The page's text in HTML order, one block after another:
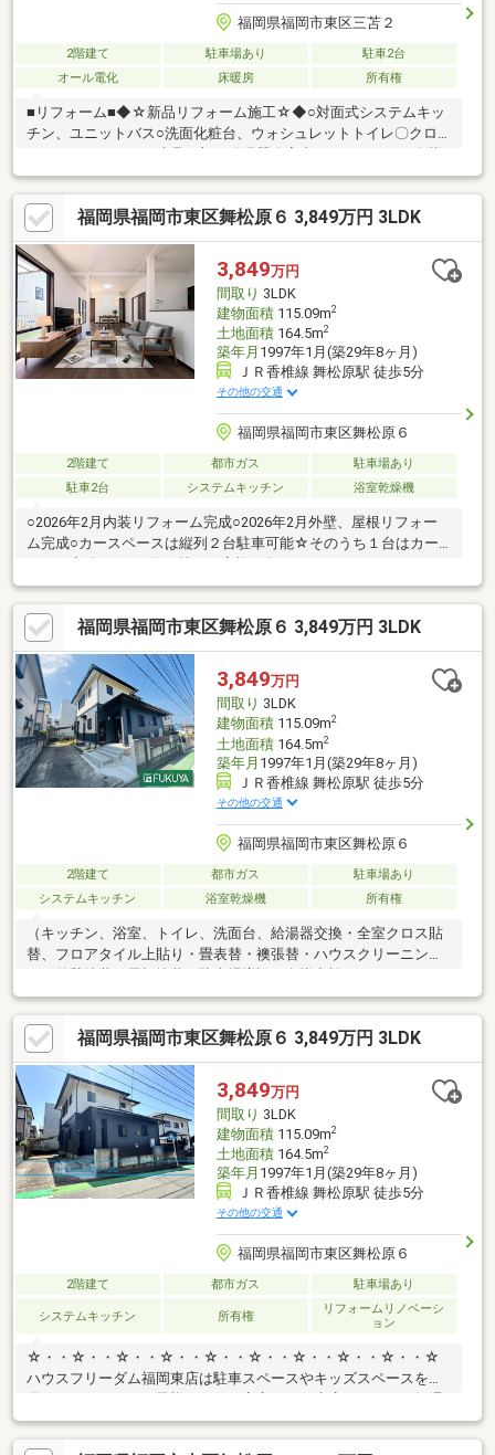
福岡県福岡市東区三苫２
2階建て 駐車場あり
駐車2台
オール電化
床暖房 所有権
■リフォーム■◆☆新品リフォーム施工☆◆○対面式システムキッ
チン、ユニットバス○洗面化粧台、ウォシュレットトイレ〇クロ
点検◆☆物件の特徴☆◆〇三苫小学校・和白中学校〇リフォーム
仕様〇駐車スペース２台〇浄水器・浴室乾燥機・照明付き〇食器
洗浄乾燥機付き〇住宅ローン控除適用可■ご見学は直接スタッフ
までどうぞ■※もりやま（０９０－７９２３－８５３２）
福岡県福岡市東区舞松原６ 3,849万円 3LDK
3,849万円
間取り 3LDK
建物面積115.09m2
土地面積164.5m2
築年月 1997年1月(築29年8ヶ月)
ＪＲ香椎線 舞松原駅 徒歩5分
その他の交通
福岡県福岡市東区舞松原６
2階建て 都市ガス
駐車場あり
駐車2台
システムキッチン 浴室乾燥機
○2026年2月内装リフォーム完成○2026年2月外壁、屋根リフォー
ム完成○カースペースは縦列２台駐車可能☆そのうち１台はカー
げる広さですね○全室６帖以上とゆとりのある間取りです○主寝室
には約３帖ほどのウォークインクローゼット付き！ご夫婦二人分
の収納にも便利です○JR香椎線「舞松原」駅までは徒歩５分の駅
チカ！交通の利便性良好です○小学校は徒歩５分と低学年のお子
様にも安心の通学距離です
福岡県福岡市東区舞松原６ 3,849万円 3LDK
3,849万円
間取り 3LDK
建物面積115.09m2
土地面積164.5m2
築年月 1997年1月(築29年8ヶ月)
ＪＲ香椎線 舞松原駅 徒歩5分
その他の交通
福岡県福岡市東区舞松原６
2階建て 都市ガス
駐車場あり
システムキッチン
浴室乾燥機 所有権
（キッチン、浴室、トイレ、洗面台、給湯器交換・全室クロス貼
替、フロアタイル上貼り・畳表替・襖張替・ハウスクリーニン
有 ・各居室に収納有・舞松原小学校まで約160ｍ・ＪＲ香椎線
「舞松原」駅徒歩５分
福岡県福岡市東区舞松原６ 3,849万円 3LDK
3,849万円
間取り 3LDK
建物面積115.09m2
土地面積164.5m2
築年月 1997年1月(築29年8ヶ月)
ＪＲ香椎線 舞松原駅 徒歩5分
その他の交通
福岡県福岡市東区舞松原６
2階建て 都市ガス 駐車場あり
システムキッチン 所有権
リフォームリノベーシ
ョン
☆・・☆・・☆・・☆・・☆・・☆・・☆・・☆・・☆・・☆
ハウスフリーダム福岡東店は駐車スペースやキッズスペースを完
土日祝はおうち探しフェア開催中！要望等が固まっていない方も
是非ご来店ください！家づくりの説明や注文住宅、リフォームに